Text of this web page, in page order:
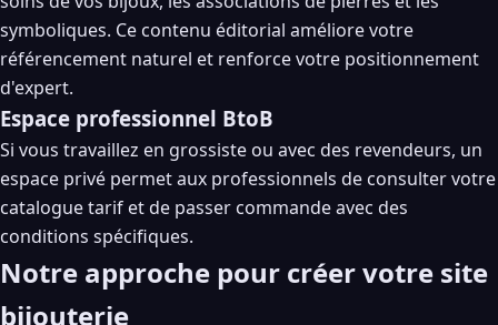
symboliques. Ce contenu éditorial améliore votre
référencement naturel et renforce votre positionnement
d'expert.
Espace professionnel BtoB
Si vous travaillez en grossiste ou avec des revendeurs, un
espace privé permet aux professionnels de consulter votre
catalogue tarif et de passer commande avec des
conditions spécifiques.
Notre approche pour créer votre site
bijouterie